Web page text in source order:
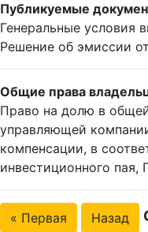
Публикуемые
Генеральные условия
Решение об эмиссии
Общие права
Право на долю в
управляющей
компенсации, в
инвестиционного
« Первая Назад